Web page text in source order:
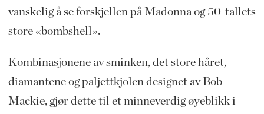
vanskelig å se forskjellen på Madonna og 50-tallets
store «bombshell».
Kombinasjonene av sminken, det store håret,
diamantene og paljettkjolen designet av Bob
Mackie, gjør dette til et minneverdig øyeblikk i